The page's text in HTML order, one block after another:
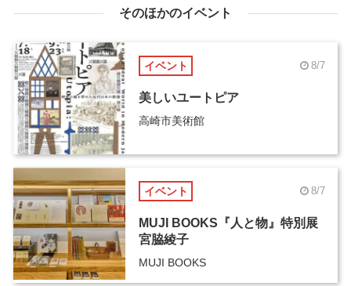
そのほかのイベント
イベント 8/7
美しいユートピア
高崎市美術館
イベント 8/7
MUJI BOOKS『人と物』特別展
宮脇綾子
MUJI BOOKS